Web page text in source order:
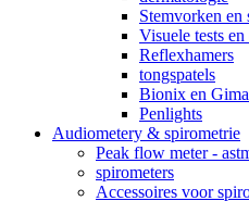
Stemvorken en
Visuele tests
Reflexhamers
tongspatels
Bionix en
Penlights
Audiometery & spirometrie
Peak flow meter -
spirometers
Accessoires voor